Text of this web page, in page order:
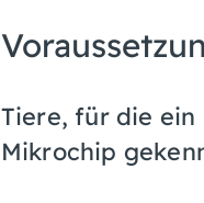
Tiere, für die ein
Mikrochip